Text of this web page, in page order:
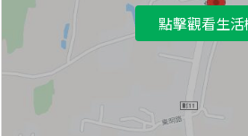
點擊觀看生